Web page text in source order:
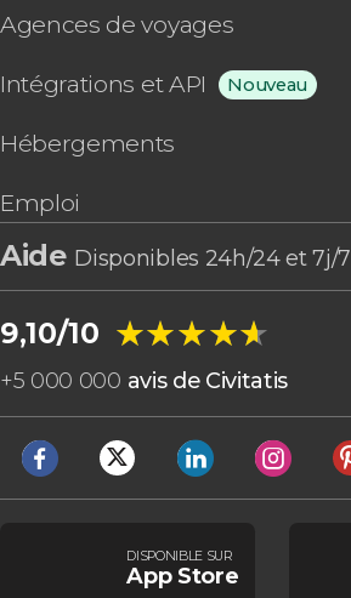
Agences de voyages
Intégrations et API Nouveau
Hébergements
Emploi
Aide Disponibles 24h/24 et 7j/7
9,10/10 ★★★★★
★★★★★
+5 000 000 avis de Civitatis
DISPONIBLE SUR
App Store